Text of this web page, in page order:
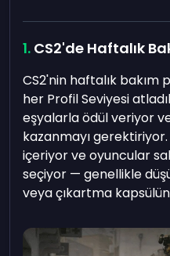
CS2'de Haftalık
CS2'nin haftalık
her Profil Seviyesi
eşyalarla ödül veriyor
kazanmayı
içeriyor ve oyuncular
seçiyor — genellikle
veya çıkartma